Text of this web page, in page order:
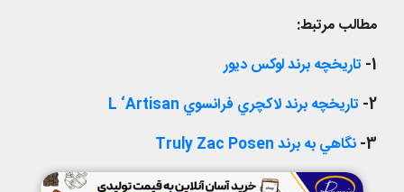
مطالب مرتبط:
1- تاريخچه برند لوکس ديور
2- تاريخچه برند لاکچري فرانسوي L ‘Artisan
3- نگاهي به برند Truly Zac Posen